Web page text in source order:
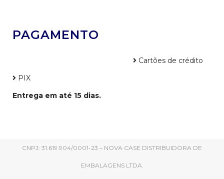
PAGAMENTO
Cartões de crédito
PIX
Entrega em até 15 dias.
CNPJ: 31.619.904/0001-23 – NOVA CASE DISTRIBUIDORA DE
EMBALAGENS LTDA.